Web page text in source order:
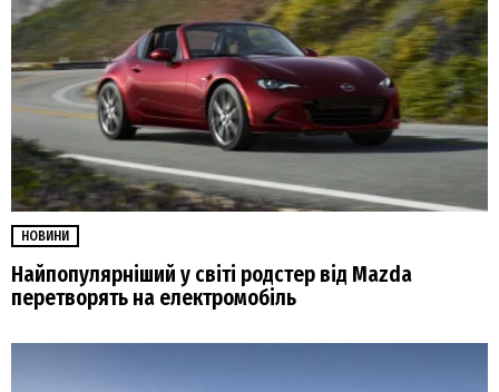
НОВИНИ
Найпопулярніший у світі родстер від Mazda
перетворять на електромобіль